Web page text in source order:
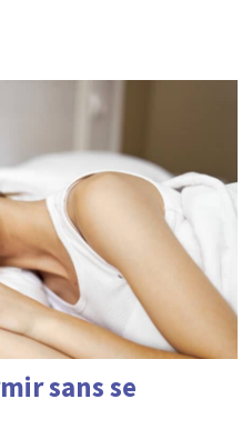
sans se